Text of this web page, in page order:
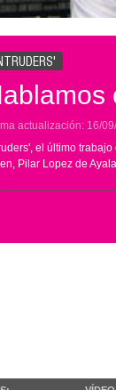
actualización: 16/
el último
Pilar Lopez de